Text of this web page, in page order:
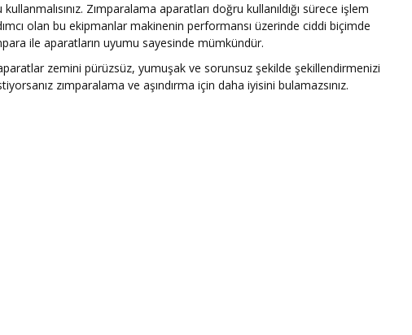
Zımparalama aparatları doğru kullanıldığı sürece işlem
olan bu ekipmanlar makinenin performansı üzerinde ciddi biçimde
ile aparatların uyumu sayesinde mümkündür.
zemini pürüzsüz, yumuşak ve sorunsuz şekilde şekillendirmenizi
zımparalama ve aşındırma için daha iyisini bulamazsınız.